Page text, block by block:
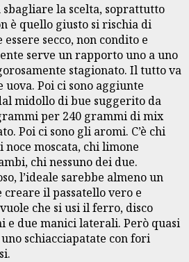
la scelta, soprattutto
è quello giusto si rischia di
secco, non condito e
serve un rapporto uno a uno
stagionato. Il tutto va
Poi ci sono aggiunte
midollo di bue suggerito da
per 240 grammi di mix
Poi ci sono gli aromi. C’è chi
moscata, chi limone
chi nessuno dei due.
l’ideale sarebbe almeno un
creare il passatello vero e
che si usi il ferro, disco
e due manici laterali. Però quasi
schiacciapatate con fori